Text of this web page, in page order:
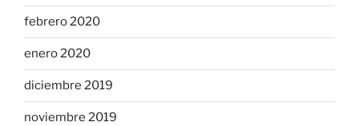
febrero 2020
enero 2020
diciembre 2019
noviembre 2019